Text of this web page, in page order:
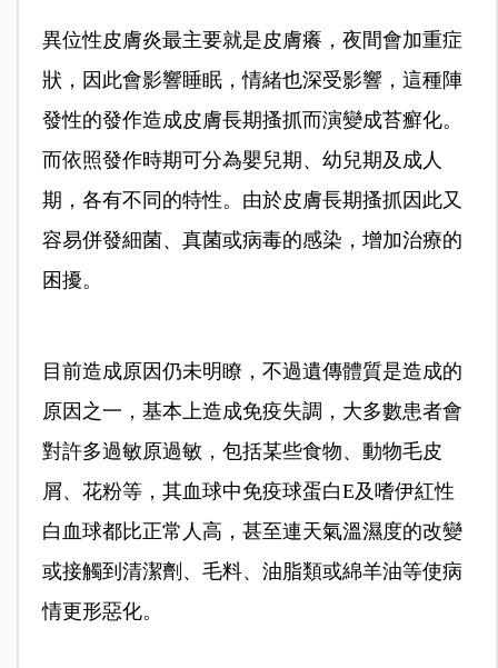
異位性皮膚炎最主要就是皮膚癢，夜間會加重症
狀，因此會影響睡眠，情緒也深受影響，這種陣
發性的發作造成皮膚長期搔抓而演變成苔癬化。
而依照發作時期可分為嬰兒期、幼兒期及成人
期，各有不同的特性。由於皮膚長期搔抓因此又
容易併發細菌、真菌或病毒的感染，增加治療的
困擾。
目前造成原因仍未明瞭，不過遺傳體質是造成的
原因之一，基本上造成免疫失調，大多數患者會
對許多過敏原過敏，包括某些食物、動物毛皮
屑、花粉等，其血球中免疫球蛋白E及嗜伊紅性
白血球都比正常人高，甚至連天氣溫濕度的改變
或接觸到清潔劑、毛料、油脂類或綿羊油等使病
情更形惡化。